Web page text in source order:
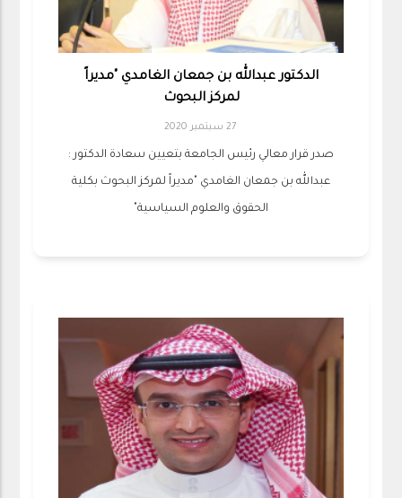
الدكتور عبدالله بن جمعان الغامدي "مديراً
لمركز البحوث
27 سبتمبر 2020
صدر قرار معالي رئيس الجامعة بتعيين سعادة الدكتور :
عبدالله بن جمعان الغامدي "مديراً لمركز البحوث بكلية
الحقوق والعلوم السياسية"